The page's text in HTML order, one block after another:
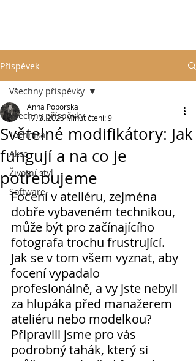
Příspěvek
Všechny příspěvky
Technika
Akce
Životní styl
Software
Všechny příspěvky
Světelné modifikátory: Jak
fungují a na co je
potřebujeme
Anna Poborska
17. 3. 2025 Minut čtení: 9
Focení v ateliéru, zejména
dobře vybaveném technikou,
může být pro začínajícího
fotografa trochu frustrující.
Jak se v tom všem vyznat, aby
focení vypadalo
profesionálně, a vy jste nebyli
za hlupáka před manažerem
ateliéru nebo modelkou?
Připravili jsme pro vás
podrobný tahák, který si